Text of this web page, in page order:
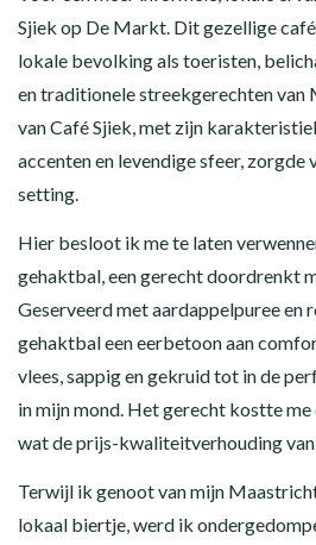
Sjiek op De Markt. Dit gezellige
lokale bevolking als toeristen,
en traditionele streekgerechten
van Café Sjiek, met zijn
accenten en levendige sfeer, zorgde
setting.
Hier besloot ik me te laten
gehaktbal, een gerecht doordrenkt
Geserveerd met aardappelpuree en
gehaktbal een eerbetoon aan
vlees, sappig en gekruid tot in de
in mijn mond. Het gerecht kostte me
wat de prijs-kwaliteitverhouding
Terwijl ik genoot van mijn
lokaal biertje, werd ik